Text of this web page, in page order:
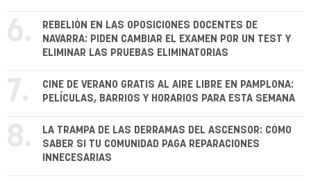
6.
REBELIÓN EN LAS OPOSICIONES DOCENTES DE
NAVARRA: PIDEN CAMBIAR EL EXAMEN POR UN TEST Y
ELIMINAR LAS PRUEBAS ELIMINATORIAS
7.
CINE DE VERANO GRATIS AL AIRE LIBRE EN PAMPLONA:
PELÍCULAS, BARRIOS Y HORARIOS PARA ESTA SEMANA
8.
LA TRAMPA DE LAS DERRAMAS DEL ASCENSOR: CÓMO
SABER SI TU COMUNIDAD PAGA REPARACIONES
INNECESARIAS